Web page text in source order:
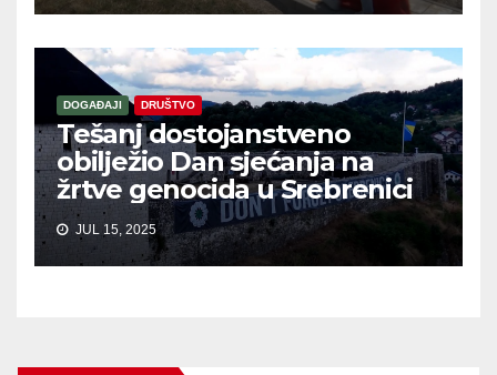
DOGAĐAJI DRUŠTVO
Tešanj dostojanstveno
obilježio Dan sjećanja na
žrtve genocida u Srebrenici
JUL 15, 2025